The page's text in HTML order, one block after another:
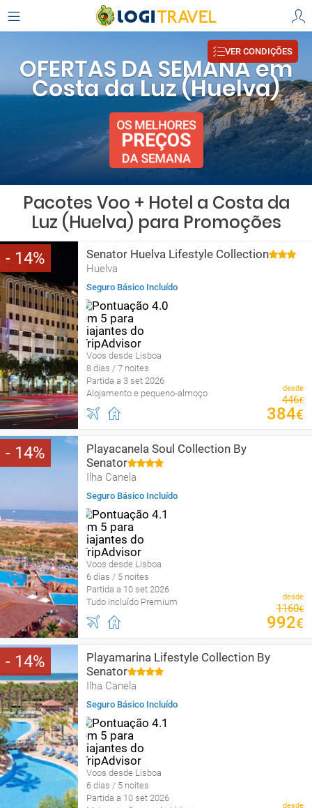
OFERTAS DA SEMANA em
Costa da Luz (Huelva)
VER CONDIÇÕES
Pacotes Voo + Hotel a Costa da
Luz (Huelva) para Promoções
14 Senator Huelva Lifestyle Collection
Huelva
Seguro Básico Incluído
Voos desde Lisboa
8 dias / 7 noites
Partida a 3 set 2026
Alojamento e pequeno-almoço
desde
446€
384€
14
Playacanela Soul Collection By
Senator
Ilha Canela
Seguro Básico Incluído
Voos desde Lisboa
6 dias / 5 noites
Partida a 10 set 2026
Tudo Incluído Premium
desde
1160€
992€
14
Playamarina Lifestyle Collection By
Senator
Ilha Canela
Seguro Básico Incluído
Voos desde Lisboa
6 dias / 5 noites
Partida a 10 set 2026
desde